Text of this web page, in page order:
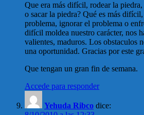
Que era más difícil, rodear la
o sacar la piedra? Qué es más
problema, ignorar el problema o
difícil moldea nuestro carácter, nos
valientes, maduros. Los obstaculos
una oportunidad. Gracias por este
Que tengan un gran fin de semana.
Accede para responder
Yehuda Ribco dice: